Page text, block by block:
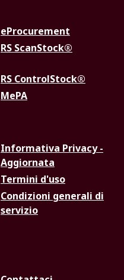
eProcurement
RS ScanStock®
RS ControlStock®
MePA
Informativa Privacy -
Aggiornata
Termini d'uso
Condizioni generali di
servizio